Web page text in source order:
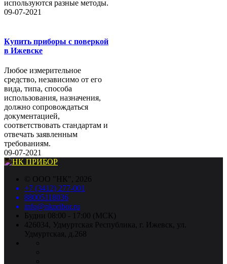
используются разные методы.
09-07-2021
Купить приборы с поверкой
в Ижевске
Любое измерительное
средство, независимо от его
вида, типа, способа
использования, назначения,
должно сопровождаться
документацией,
соответствовать стандартам и
отвечать заявленным
требованиям.
09-07-2021
© ООО "НК", 2026
+7 (3412) 277-001
88005118036
info@nkpribor.ru
Будни 08:00 - 17:00 (МСК)
426034, Удмуртская Республика, г. Ижевск, ул.
Удмуртская, д.268